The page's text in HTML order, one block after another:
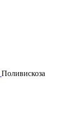
Поливискоза